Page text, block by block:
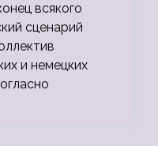
всякого
сценарий
и немецких